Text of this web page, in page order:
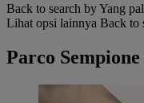
Back to search by Yang
Lihat opsi lainnya Back to
Parco